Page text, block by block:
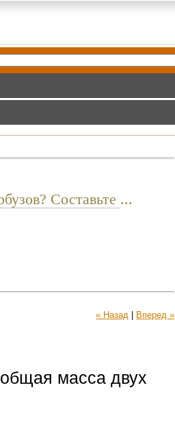
Составьте ...
« Назад
Вперед »
масса двух